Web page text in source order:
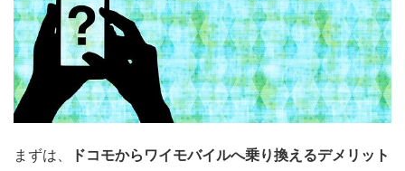
まずは、
ドコモからワイモバイルへ乗り換えるデメリット